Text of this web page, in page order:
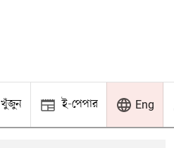
খুঁজুন ই-পেপার Eng